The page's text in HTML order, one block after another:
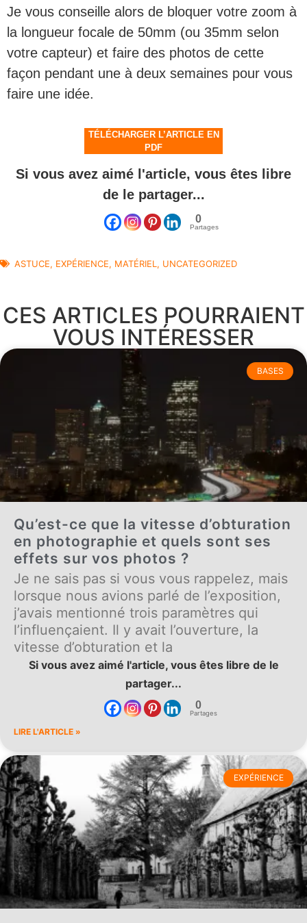
Je vous conseille alors de bloquer votre zoom à
la longueur focale de 50mm (ou 35mm selon
votre capteur) et faire des photos de cette
façon pendant une à deux semaines pour vous
faire une idée.
TÉLÉCHARGER L’ARTICLE EN
PDF
Si vous avez aimé l'article, vous êtes libre
de le partager...
0
Partages
ASTUCE, EXPÉRIENCE, MATÉRIEL , UNCATEGORIZED
CES ARTICLES POURRAIENT
VOUS INTÉRESSER
BASES
Qu’est-ce que la vitesse d’obturation
en photographie et quels sont ses
effets sur vos photos ?
Je ne sais pas si vous vous rappelez, mais
lorsque nous avions parlé de l’exposition,
j’avais mentionné trois paramètres qui
l’influençaient. Il y avait l’ouverture, la
vitesse d’obturation et la
Si vous avez aimé l'article, vous êtes libre de le
partager...
0
Partages
LIRE L'ARTICLE »
EXPÉRIENCE